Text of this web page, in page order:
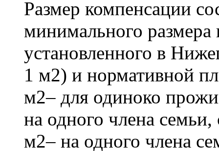
Размер компенсации
минимального размера
установленного в
1 м2) и нормативной
м2– для одиноко
на одного члена
м2– на одного члена